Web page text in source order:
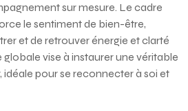
sur mesure. Le cadre
le sentiment de bien-être,
et de retrouver énergie et clarté
globale vise à instaurer une véritable
pour se reconnecter à soi et